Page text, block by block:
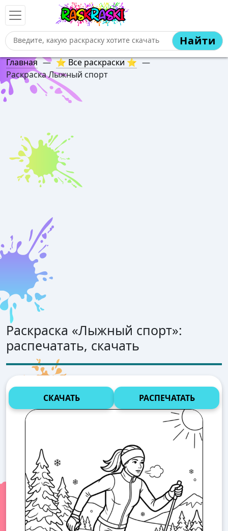
Найти
Главная — ⭐ Все раскраски ⭐ —
Раскраска Лыжный спорт
Раскраска «Лыжный спорт»:
распечатать, скачать
СКАЧАТЬ РАСПЕЧАТАТЬ